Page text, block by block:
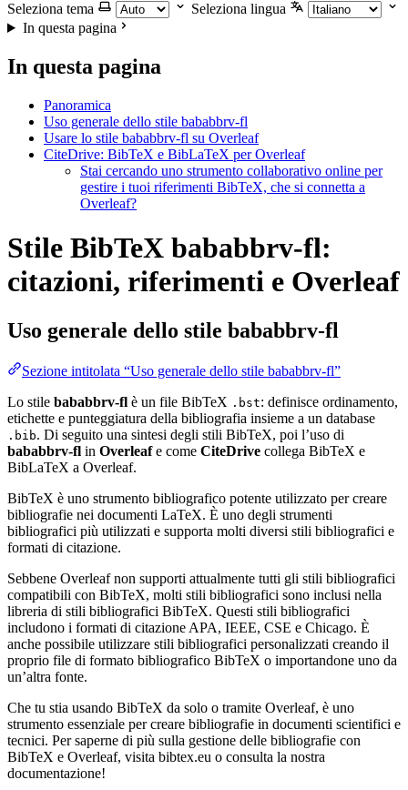
Seleziona tema
Seleziona lingua
In questa pagina
In questa pagina
Panoramica
Uso generale dello stile bababbrv-fl
Usare lo stile bababbrv-fl su Overleaf
CiteDrive: BibTeX e BibLaTeX per Overleaf
Stai cercando uno strumento collaborativo online per
gestire i tuoi riferimenti BibTeX, che si connetta a
Overleaf?
Stile BibTeX bababbrv-fl:
citazioni, riferimenti e Overleaf
Uso generale dello stile bababbrv-fl
Sezione intitolata “Uso generale dello stile bababbrv-fl”
Lo stile bababbrv-fl è un file BibTeX .bst: definisce ordinamento,
etichette e punteggiatura della bibliografia insieme a un database
.bib. Di seguito una sintesi degli stili BibTeX, poi l’uso di
bababbrv-fl in Overleafe come CiteDrive collega BibTeX e
BibLaTeX a Overleaf.
BibTeX è uno strumento bibliografico potente utilizzato per creare
bibliografie nei documenti LaTeX. È uno degli strumenti
bibliografici più utilizzati e supporta molti diversi stili bibliografici e
formati di citazione.
Sebbene Overleaf non supporti attualmente tutti gli stili bibliografici
compatibili con BibTeX, molti stili bibliografici sono inclusi nella
libreria di stili bibliografici BibTeX. Questi stili bibliografici
includono i formati di citazione APA, IEEE, CSE e Chicago. È
anche possibile utilizzare stili bibliografici personalizzati creando il
proprio file di formato bibliografico BibTeX o importandone uno da
un’altra fonte.
Che tu stia usando BibTeX da solo o tramite Overleaf, è uno
strumento essenziale per creare bibliografie in documenti scientifici e
tecnici. Per saperne di più sulla gestione delle bibliografie con
BibTeX e Overleaf, visita bibtex.eu o consulta la nostra
documentazione!